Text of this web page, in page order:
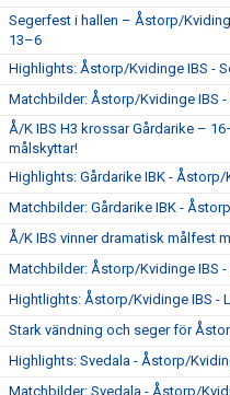
Segerfest i hallen – Åstorp/
13–6
Highlights: Åstorp/Kvidinge IBS -
Matchbilder: Åstorp/Kvidinge IBS -
Å/K IBS H3 krossar Gårdarike –
målskyttar!
Highlights: Gårdarike IBK - Åstorp/
Matchbilder: Gårdarike IBK -
Å/K IBS vinner dramatisk målfest
Matchbilder: Åstorp/Kvidinge IBS -
Hightlights: Åstorp/Kvidinge IBS -
Stark vändning och seger för
Highlights: Svedala - Åstorp/
Matchbilder: Svedala - Åstorp/